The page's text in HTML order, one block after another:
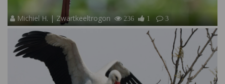
Michiel H. | Zwartkeeltrogon 236 1 3